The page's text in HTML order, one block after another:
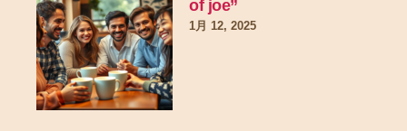
of joe”
1月 12, 2025